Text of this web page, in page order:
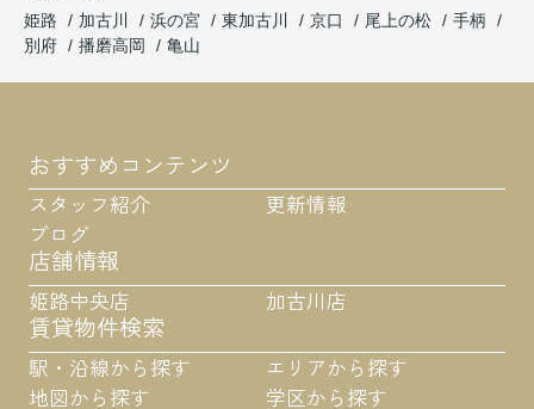
姫路
加古川 浜の宮 東加古川 京口 尾上の松
手柄
別府
播磨高岡 亀山
おすすめコンテンツ
スタッフ紹介
更新情報
ブログ
店舗情報
姫路中央店 加古川店
賃貸物件検索
駅・沿線から探す
エリアから探す
地図から探す
学区から探す